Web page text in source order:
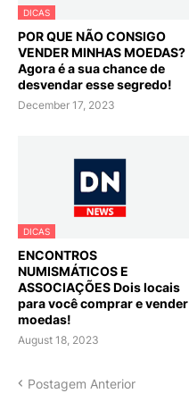
DICAS
POR QUE NÃO CONSIGO
VENDER MINHAS MOEDAS?
Agora é a sua chance de
desvendar esse segredo!
December 17, 2023
DICAS
ENCONTROS
NUMISMÁTICOS E
ASSOCIAÇÕES Dois locais
para você comprar e vender
moedas!
August 18, 2023
Postagem Anterior